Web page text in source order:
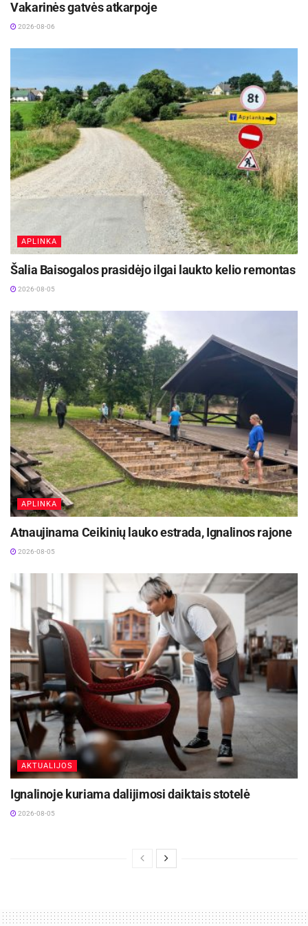
Vakarinės gatvės atkarpoje
2026-08-06
APLINKA
Šalia Baisogalos prasidėjo ilgai laukto kelio remontas
2026-08-05
APLINKA
Atnaujinama Ceikinių lauko estrada, Ignalinos rajone
2026-08-05
AKTUALIJOS
Ignalinoje kuriama dalijimosi daiktais stotelė
2026-08-05